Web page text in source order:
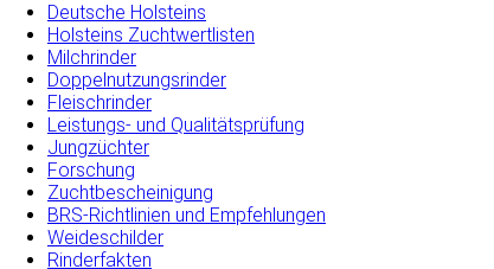
Deutsche Holsteins
Holsteins Zuchtwertlisten
Milchrinder
Doppelnutzungsrinder
Fleischrinder
Leistungs- und Qualitätsprüfung
Jungzüchter
Forschung
Zuchtbescheinigung
BRS-Richtlinien und Empfehlungen
Weideschilder
Rinderfakten